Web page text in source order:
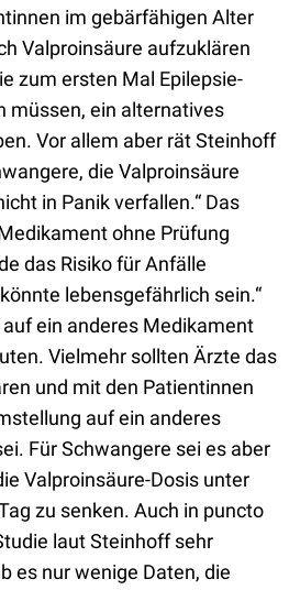
im gebärfähigen Alter
Valproinsäure aufzuklären
zum ersten Mal Epilepsie-
müssen, ein alternatives
Vor allem aber rät Steinhoff
die Valproinsäure
in Panik verfallen.“ Das
ohne Prüfung
das Risiko für Anfälle
lebensgefährlich sein.“
ein anderes Medikament
Vielmehr sollten Ärzte das
und mit den Patientinnen
auf ein anderes
Für Schwangere sei es aber
Valproinsäure-Dosis unter
zu senken. Auch in puncto
laut Steinhoff sehr
es nur wenige Daten, die